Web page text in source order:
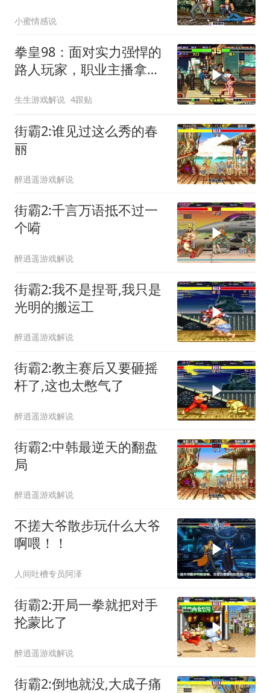
小蜜情感说
拳皇98：面对实力强悍的
路人玩家，职业主播拿出
生生游戏解说 4跟贴
街霸2:谁见过这么秀的春
丽
醉逍遥游戏解说
街霸2:千言万语抵不过一
个嗬
醉逍遥游戏解说
街霸2:我不是捏哥,我只是
光明的搬运工
醉逍遥游戏解说
街霸2:教主赛后又要砸摇
杆了,这也太憋气了
醉逍遥游戏解说
街霸2:中韩最逆天的翻盘
局
醉逍遥游戏解说
不搓大爷散步玩什么大爷
啊喂！！
人间吐槽专员阿泽
街霸2:开局一拳就把对手
抡蒙比了
醉逍遥游戏解说
街霸2:倒地就没,大成子痛